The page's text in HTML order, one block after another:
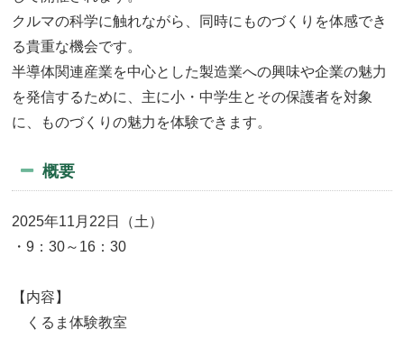
クルマの科学に触れながら、同時にものづくりを体感でき
る貴重な機会です。
半導体関連産業を中心とした製造業への興味や企業の魅力
を発信するために、主に小・中学生とその保護者を対象
に、ものづくりの魅力を体験できます。
概要
2025年11月22日（土）
・9：30～16：30
【内容】
くるま体験教室